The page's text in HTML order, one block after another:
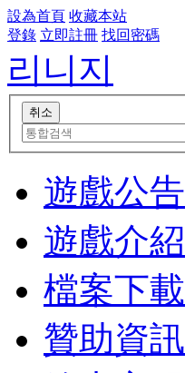
設為首頁 收藏本站
登錄 立即註冊 找回密碼
리니지
遊戲公告
遊戲介紹
檔案下載
贊助資訊